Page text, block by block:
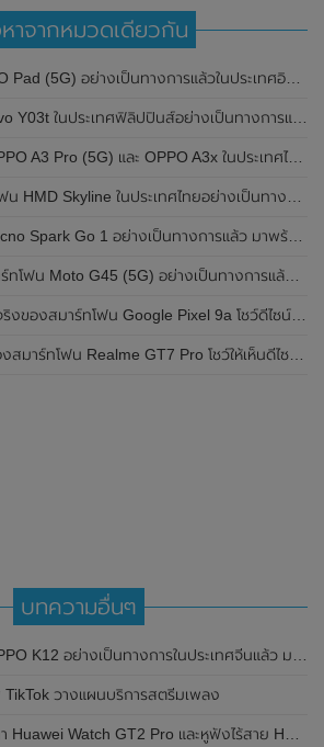
หาจากหมวดเดียวกัน
แล้วในประเทศอินเดีย มาพร้อมชิปเซ็ต Snapdragon 7s Gen 2 ของ Qualcomm และรองรับเครือข่าย 5G
การแล้ว มาพร้อมชิปเซ็ต Unisoc T612 , กล้องหลัง ความละเอียด 13MP , แบตเตอรี่ 5,000mAh และหน้าจอแสดงผล LCD / 90Hz
ะ OPPO A3x ในประเทศไทยอย่างเป็นทางการแล้ว ในราคาเริ่มต้นเพียง 3,999 บาท
ในประเทศไทยอย่างเป็นทางการแล้ว ราคา 14,990 บาท
ทางการแล้ว มาพร้อมหน้าจอแสดงผล LCD / 120Hz , แบตเตอรี่ 5,000mAh และใช้ชิปเซ็ต Unisoc
น Moto G45 (5G) อย่างเป็นทางการแล้วในอินเดีย
น Google Pixel 9a โชว์ดีไซน์ใหม่ กล้องหลังแบนราบ ไม่มีกรอบของกล้องแล้ว
GT7 Pro โชว์ให้เห็นดีไซน์ใหม่ พร้อมเผยรายละเอียดสเปกที่สำคัญบางส่วน
บทความอื่นๆ
ร้อมหน้าจอแสดงผล 120Hz , ชิปเซ็ต Qualcomm Snapdragon 7 Gen 3 และแบตเตอรี่ 5,500mAh พร้อมรองรับการชาร์จไว SuperVOOC ที่ 100W
วางแผนบริการสตรีมเพลง
และหูฟังไร้สาย Huawei FreeBuds Pro ที่รองรับ ANC ระบบการตัดเสียงรบกวนภายนอก